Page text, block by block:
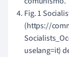
Fig. 1
(https://
uselang=it)